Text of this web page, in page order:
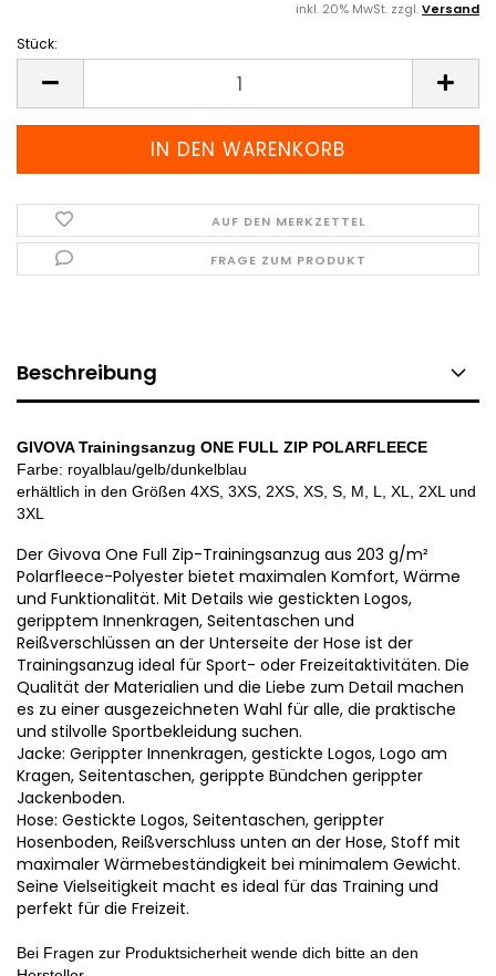
inkl. 20% MwSt. zzgl.Versand
Stück:
AUF DEN MERKZETTEL
FRAGE ZUM PRODUKT
Beschreibung
GIVOVA Trainingsanzug ONE FULL ZIP POLARFLEECE
Farbe: royalblau/gelb/dunkelblau
erhältlich in den Größen 4XS, 3XS, 2XS, XS, S, M, L, XL, 2XL und
3XL
Der Givova One Full Zip-Trainingsanzug aus 203 g/m²
Polarfleece-Polyester bietet maximalen Komfort, Wärme
und Funktionalität. Mit Details wie gestickten Logos,
geripptem Innenkragen, Seitentaschen und
Reißverschlüssen an der Unterseite der Hose ist der
Trainingsanzug ideal für Sport- oder Freizeitaktivitäten. Die
Qualität der Materialien und die Liebe zum Detail machen
es zu einer ausgezeichneten Wahl für alle, die praktische
und stilvolle Sportbekleidung suchen.
Jacke: Gerippter Innenkragen, gestickte Logos, Logo am
Kragen, Seitentaschen, gerippte Bündchen gerippter
Jackenboden.
Hose: Gestickte Logos, Seitentaschen, gerippter
Hosenboden, Reißverschluss unten an der Hose, Stoff mit
maximaler Wärmebeständigkeit bei minimalem Gewicht.
Seine Vielseitigkeit macht es ideal für das Training und
perfekt für die Freizeit.
Bei Fragen zur Produktsicherheit wende dich bitte an den